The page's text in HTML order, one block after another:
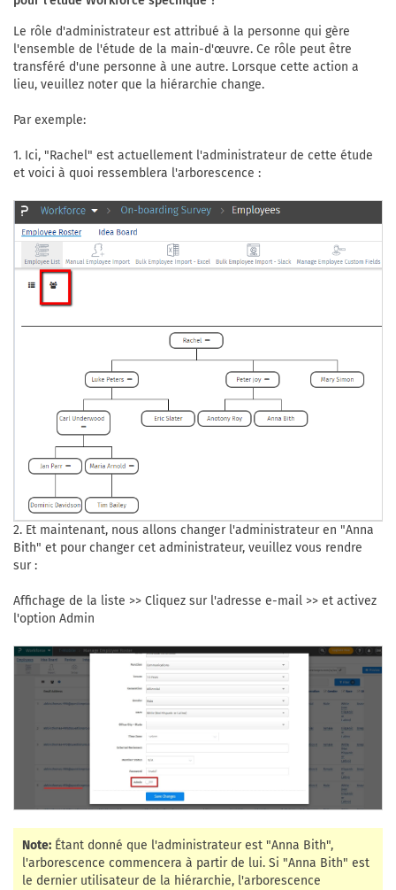
Le rôle d'administrateur est attribué à la personne qui gère
l'ensemble de l'étude de la main-d'œuvre. Ce rôle peut être
transféré d'une personne à une autre. Lorsque cette action a
lieu, veuillez noter que la hiérarchie change.
Par exemple:
1. Ici, "Rachel" est actuellement l'administrateur de cette étude
et voici à quoi ressemblera l'arborescence :
2. Et maintenant, nous allons changer l'administrateur en "Anna
Bith" et pour changer cet administrateur, veuillez vous rendre
sur :
Affichage de la liste >> Cliquez sur l'adresse e-mail >> et activez
l'option Admin
Note: Étant donné que l'administrateur est "Anna Bith",
l'arborescence commencera à partir de lui. Si "Anna Bith" est
le dernier utilisateur de la hiérarchie, l'arborescence